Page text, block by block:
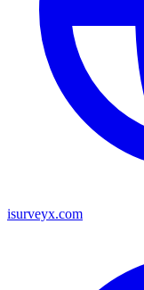
isurveyx.com